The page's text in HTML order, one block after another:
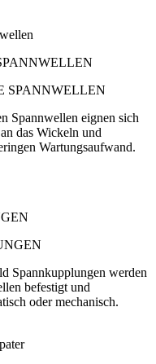
Spannwellen eignen sich
das Wickeln und
Wartungsaufwand.
Spannkupplungen werden
befestigt und
oder mechanisch.